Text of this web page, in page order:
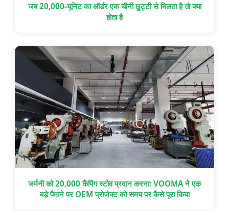
जब 20,000-यूनिट का ऑर्डर एक चीनी छुट्टी से मिलता है तो क्या
होता है
जर्मनी को 20,000 कैंपिंग स्टोव प्रदान करना: VOOMA ने एक
बड़े पैमाने पर OEM प्रोजेक्ट को समय पर कैसे पूरा किया